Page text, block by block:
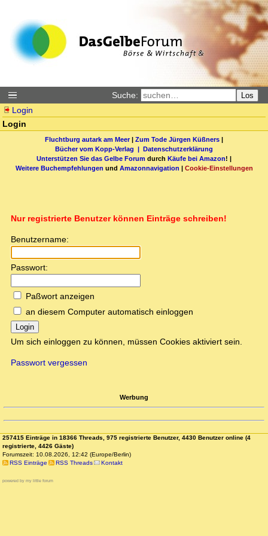
Suche: Los
Login
Login
Fluchtburg autark am Meer| Zum Tode Jürgen Küßners |
Bücher vom Kopp-Verlag | Datenschutzerklärung
Unterstützen Sie das Gelbe Forum durch Käufe bei Amazon! |
Weitere Buchempfehlungen und Amazonnavigation | Cookie-Einstellungen
Nur registrierte Benutzer können Einträge schreiben!
Benutzername:
Passwort:
Paßwort anzeigen
an diesem Computer automatisch einloggen
Login
Um sich einloggen zu können, müssen Cookies aktiviert sein.
Passwort vergessen
Werbung
257415 Einträge in 18366 Threads, 975 registrierte Benutzer, 4430 Benutzer online (4
registrierte, 4426 Gäste)
Forumszeit: 10.08.2026, 12:42 (Europe/Berlin)
RSS Einträge
RSS Threads Kontakt
powered by my little forum